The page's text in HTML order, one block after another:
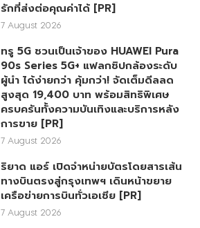
รักที่ส่งต่อคุณค่าได้ [PR]
7 August 2026
ทรู 5G ชวนเป็นเจ้าของ HUAWEI Pura
90s Series 5G+ แฟลกชิปกล้องระดับ
ผู้นำ ได้ง่ายกว่า คุ้มกว่า! จัดเต็มดีลลด
สูงสุด 19,400 บาท พร้อมสิทธิพิเศษ
ครบครันทั้งความบันเทิงและบริการหลัง
การขาย [PR]
7 August 2026
ริยาด แอร์ เปิดจำหน่ายบัตรโดยสารเส้น
ทางบินตรงสู่กรุงเทพฯ เดินหน้าขยาย
เครือข่ายการบินทั่วเอเชีย [PR]
7 August 2026